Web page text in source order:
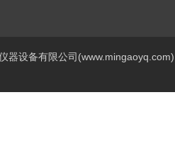
器设备有限公司